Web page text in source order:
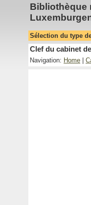
Bibliothèque
Sélection du type
Clef du cabinet
Navigation: Home